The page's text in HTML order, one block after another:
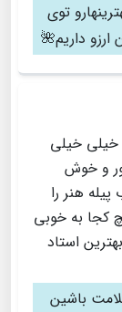
توی
ارزو داریم🌺
خیلی خیلی
و خوش
هنر را
کجا به خوبی
استاد
باشین